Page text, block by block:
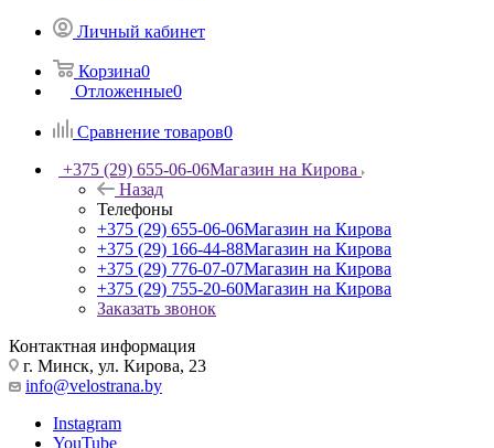
Личный кабинет
Корзина0
Отложенные0
Сравнение товаров0
+375 (29) 655-06-06Магазин на Кирова
Назад
Телефоны
+375 (29) 655-06-06Магазин на Кирова
+375 (29) 166-44-88Магазин на Кирова
+375 (29) 776-07-07Магазин на Кирова
+375 (29) 755-20-60Магазин на Кирова
Заказать звонок
Контактная информация
г. Минск, ул. Кирова, 23
info@velostrana.by
Instagram
YouTube